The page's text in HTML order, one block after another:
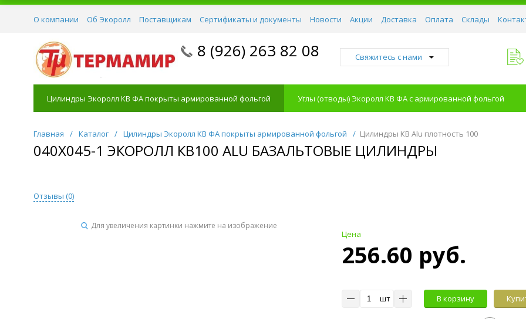
О компании Об Экоролл Поставщикам Сертификаты и документы Новости Акции Доставка Оплата Склады
8 (926) 263 82 08 Свяжитесь с нами
Цилиндры Экоролл КВ ФА покрыты армированной фольгой Углы (отводы) Экоролл КВ ФА с армированной фольгой
Главная / Каталог / Цилиндры Экоролл КВ ФА покрыты армированной фольгой / Цилиндры КВ Alu плотность 100
040Х045-1 ЭКОРОЛЛ КВ100 ALU БАЗАЛЬТОВЫЕ ЦИЛИНДРЫ
Отзывы (0)
Для увеличения картинки нажмите на изображение
Цена
256.60 руб.
шт В корзину